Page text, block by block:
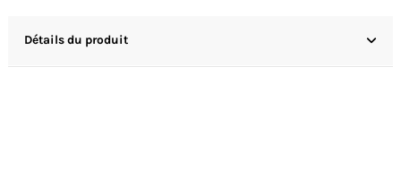
Détails du produit